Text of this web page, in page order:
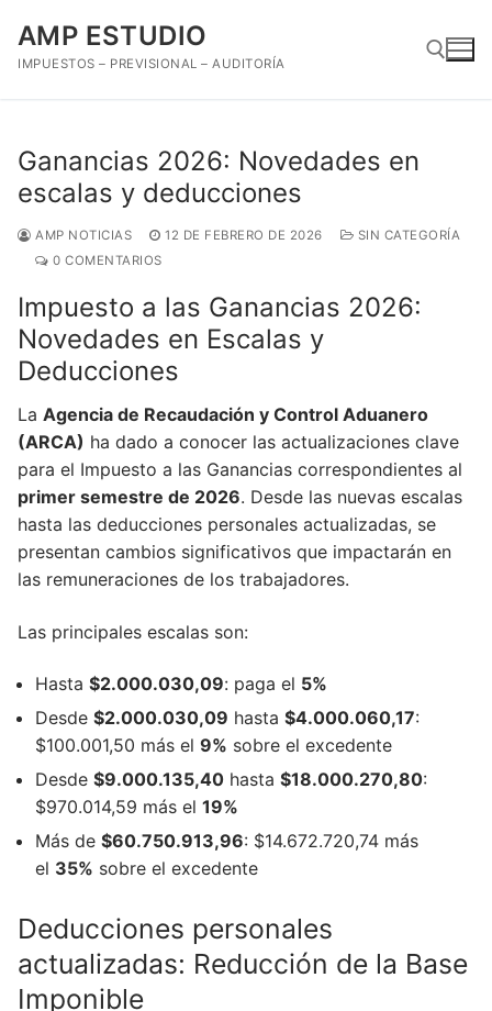
contenido
AMP ESTUDIO
IMPUESTOS – PREVISIONAL – AUDITORÍA
Ganancias 2026: Novedades en
escalas y deducciones
AMP NOTICIAS 12 DE FEBRERO DE 2026
SIN CATEGORÍA
0 COMENTARIOS
Impuesto a las Ganancias 2026:
Novedades en Escalas y
Deducciones
La Agencia de Recaudación y Control Aduanero
(ARCA) ha dado a conocer las actualizaciones clave
para el Impuesto a las Ganancias correspondientes al
primer semestre de 2026. Desde las nuevas escalas
hasta las deducciones personales actualizadas, se
presentan cambios significativos que impactarán en
las remuneraciones de los trabajadores.
Las principales escalas son:
Hasta $2.000.030,09: paga el 5%
Desde $2.000.030,09 hasta $4.000.060,17:
$100.001,50 más el 9% sobre el excedente
Desde $9.000.135,40 hasta $18.000.270,80:
$970.014,59 más el 19%
Más de $60.750.913,96: $14.672.720,74 más
el 35% sobre el excedente
Deducciones personales
actualizadas: Reducción de la Base
Imponible